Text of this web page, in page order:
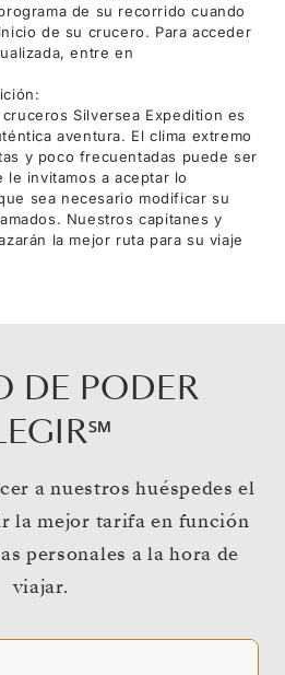
de su recorrido cuando
de su crucero. Para acceder
entre en
Silversea Expedition es
aventura. El clima extremo
y poco frecuentadas puede ser
invitamos a aceptar lo
sea necesario modificar su
Nuestros capitanes y
la mejor ruta para su viaje
DE PODER
a nuestros huéspedes el
la mejor tarifa en función
personales a la hora de
viajar.